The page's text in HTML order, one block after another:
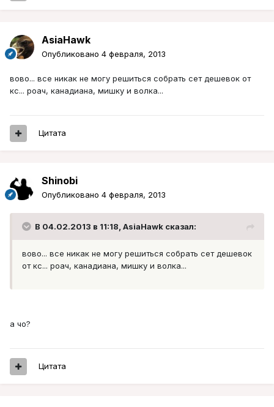
AsiaHawk
Опубликовано 4 февраля, 2013
вово... все никак не могу решиться собрать сет дешевок от
кс... роач, канадиана, мишку и волка...
Цитата
Shinobi
Опубликовано 4 февраля, 2013
В 04.02.2013 в 11:18, AsiaHawk сказал:
вово... все никак не могу решиться собрать сет дешевок
от кс... роач, канадиана, мишку и волка...
а чо?
Цитата